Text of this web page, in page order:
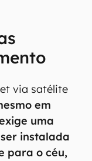
via satélite
em
uma
instalada
para o céu,